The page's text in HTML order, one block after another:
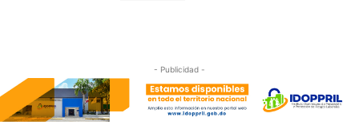
- Publicidad -